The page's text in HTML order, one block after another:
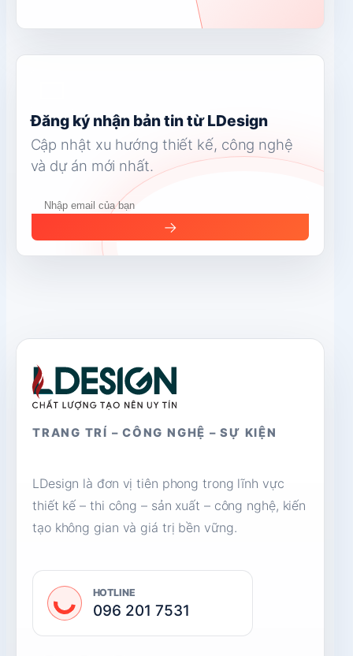
Đăng ký nhận bản tin từ LDesign
Cập nhật xu hướng thiết kế, công nghệ
và dự án mới nhất.
→
TRANG TRÍ – CÔNG NGHỆ – SỰ KIỆN
LDesign là đơn vị tiên phong trong lĩnh vực
thiết kế – thi công – sản xuất – công nghệ, kiến
tạo không gian và giá trị bền vững.
HOTLINE
096 201 7531